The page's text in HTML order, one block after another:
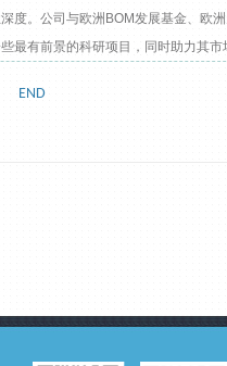
度。公司与欧洲BOM发展基金、欧
最有前景的科研项目，同时助力其市
END